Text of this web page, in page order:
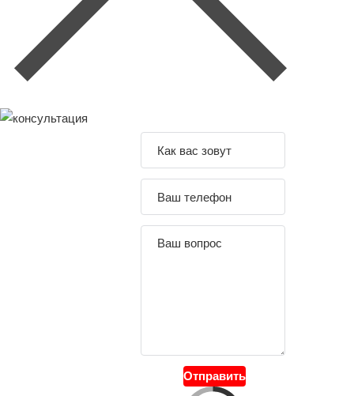
Отправить